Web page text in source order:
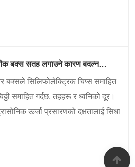
बक्स सतह लगाउने कारण बदल्न
बक्सले सिलिफोलेक्ट्रिक चिप्स समाहित
समाहित गर्दछ, तहहरू र ध्वनिको दूर।
ऊर्जा प्रसारणको दक्षतालाई सिधा